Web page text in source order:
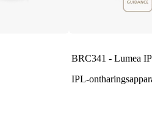
BRC341 - Lumea
IPL-